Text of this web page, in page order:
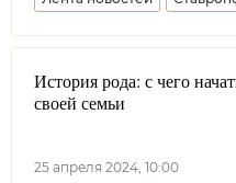
Образование
Ростовская область
История рода: с чего
своей семьи
25 апреля 2024, 10:00